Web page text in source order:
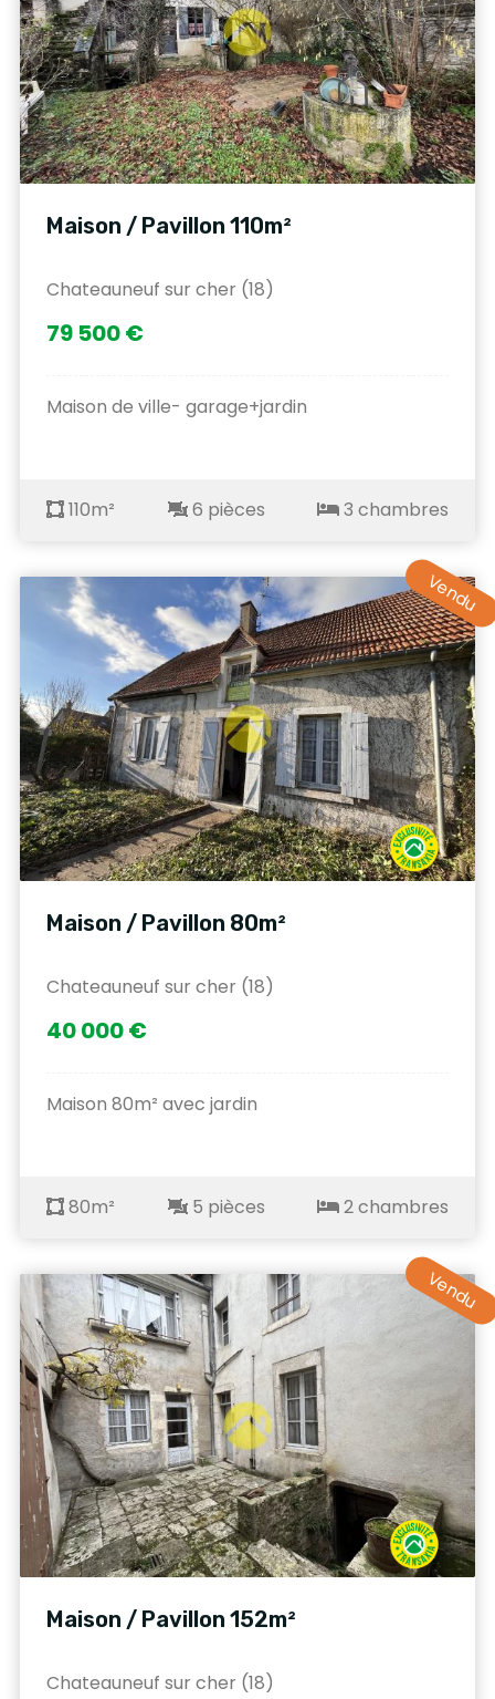
Maison / Pavillon 110m²
Chateauneuf sur cher (18)
79 500 €
Maison de ville- garage+jardin
110m² 6 pièces 3 chambres
Vendu
Maison / Pavillon 80m²
Chateauneuf sur cher (18)
40 000 €
Maison 80m² avec jardin
80m² 5 pièces 2 chambres
Vendu
Maison / Pavillon 152m²
Chateauneuf sur cher (18)